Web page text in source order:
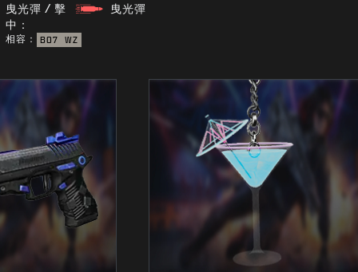
曳光彈 / 擊
中：
曳光彈
相容： BO7 WZ